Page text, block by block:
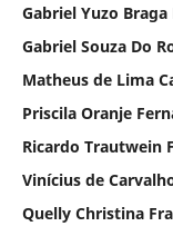
Gabriel Yuzo Braga
Gabriel Souza Do
Matheus de Lima
Priscila Oranje
Ricardo Trautwein
Vinícius de
Quelly Christina